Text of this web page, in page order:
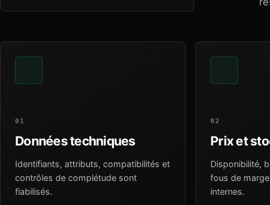
01
Données techniques
Identifiants, attributs, compatibilités et
contrôles de complétude sont
fiabilisés.
02
Prix et
Disponibilité,
fous de
internes.